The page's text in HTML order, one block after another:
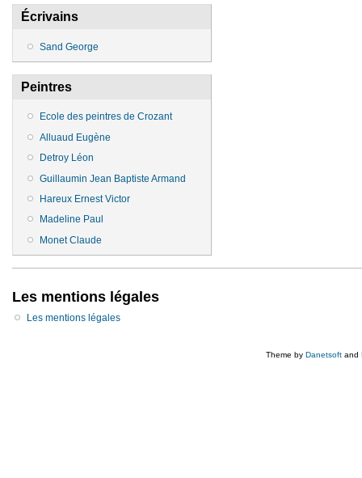
Écrivains
Sand George
Peintres
Ecole des peintres de Crozant
Alluaud Eugène
Detroy Léon
Guillaumin Jean Baptiste Armand
Hareux Ernest Victor
Madeline Paul
Monet Claude
Les mentions légales
Les mentions légales
Theme by Danetsoft and